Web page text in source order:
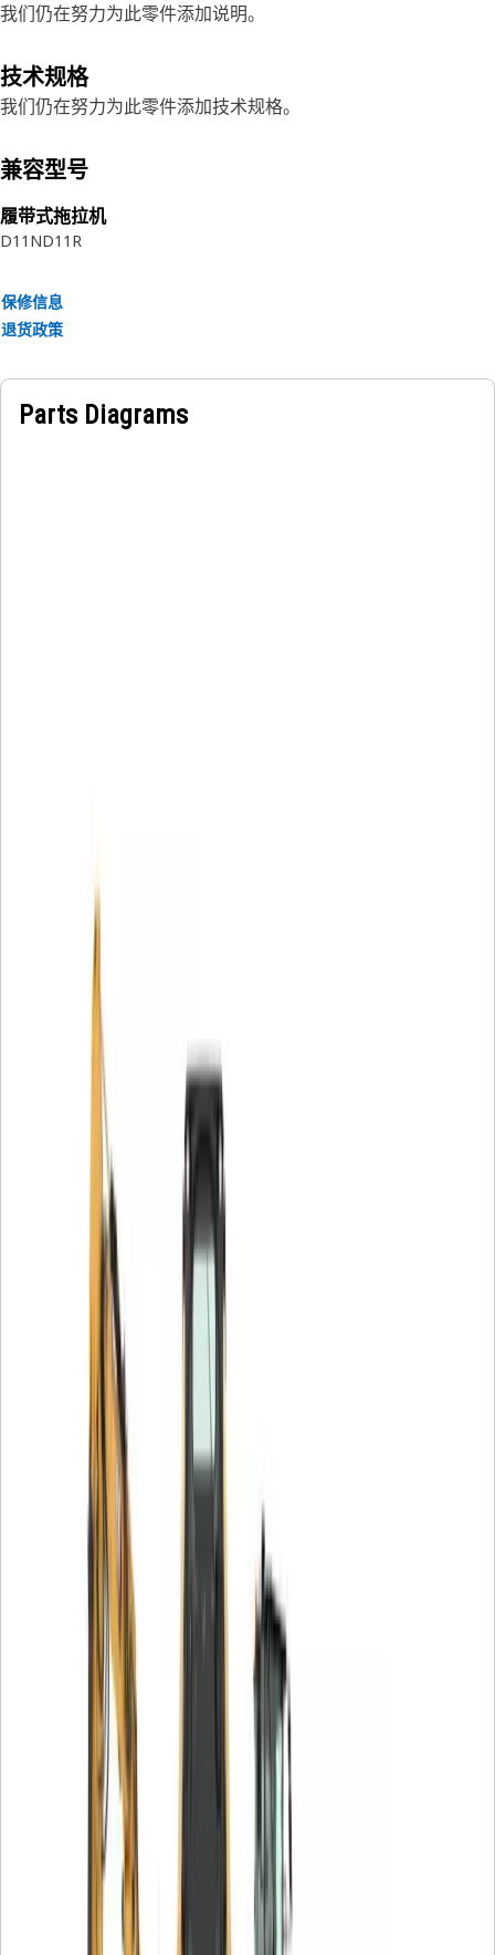
我们仍在努力为此零件添加说明。
技术规格
我们仍在努力为此零件添加技术规格。
兼容型号
履带式拖拉机
D11ND11R
保修信息
退货政策
Parts Diagrams